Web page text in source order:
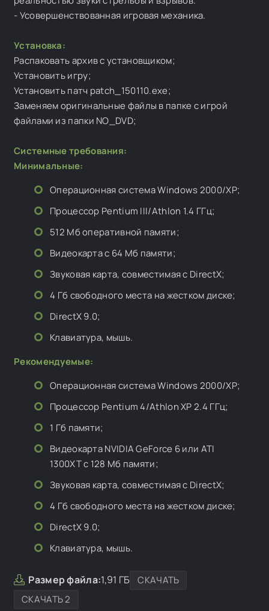
- Усовершенствованная игровая механика.
Установка:
Распаковать архив с установщиком;
Установить игру;
Установить патч patch_150110.exe;
Заменяем оригинальные файлы в папке с игрой
файлами из папки NO_DVD;
Системные требования:
Минимальные:
Операционная система Windows 2000/XP;
Процессор Pentium III/Athlon 1.4 ГГц;
512 Мб оперативной памяти;
Видеокарта с 64 Мб памяти;
Звуковая карта, совместимая с DirectX;
4 Гб свободного места на жестком диске;
DirectX 9.0;
Клавиатура, мышь.
Рекомендуемые:
Операционная система Windows 2000/XP;
Процессор Pentium 4/Athlon XP 2.4 ГГц;
1 Гб памяти;
ВидеокартаNVIDIA GeForce 6 или ATI
1300XTс 128 Мб памяти;
Звуковая карта, совместимая с DirectX;
4 Гб свободного места на жестком диске;
DirectX 9.0;
Клавиатура, мышь.
Размер файла:1,91 ГБ
СКАЧАТЬ
СКАЧАТЬ 2